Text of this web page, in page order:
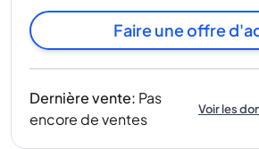
Faire une offre
Dernière vente: Pas
encore de ventes
Voir les